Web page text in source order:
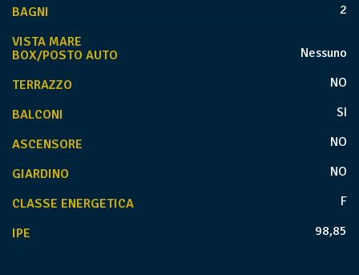
BAGNI
2
VISTA MARE
BOX/POSTO AUTO
Nessuno
TERRAZZO
NO
BALCONI
SI
ASCENSORE
NO
GIARDINO
NO
CLASSE ENERGETICA
F
IPE
98,85